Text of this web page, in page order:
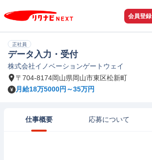
会員登録
正社員
データ入力・受付
株式会社イノベーションゲートウェイ
〒704-8174岡山県岡山市東区松新町
月給18万5000円～35万円
仕事概要 応募について